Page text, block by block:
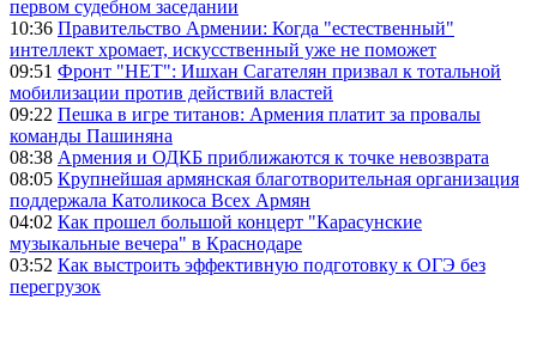
первом судебном заседании
10:36 Правительство Армении: Когда "естественный"
интеллект хромает, искусственный уже не поможет
09:51 Фронт "НЕТ": Ишхан Сагателян призвал к тотальной
мобилизации против действий властей
09:22 Пешка в игре титанов: Армения платит за провалы
команды Пашиняна
08:38 Армения и ОДКБ приближаются к точке невозврата
08:05 Крупнейшая армянская благотворительная организация
поддержала Католикоса Всех Армян
04:02 Как прошел большой концерт "Карасунские
музыкальные вечера" в Краснодаре
03:52 Как выстроить эффективную подготовку к ОГЭ без
перегрузок